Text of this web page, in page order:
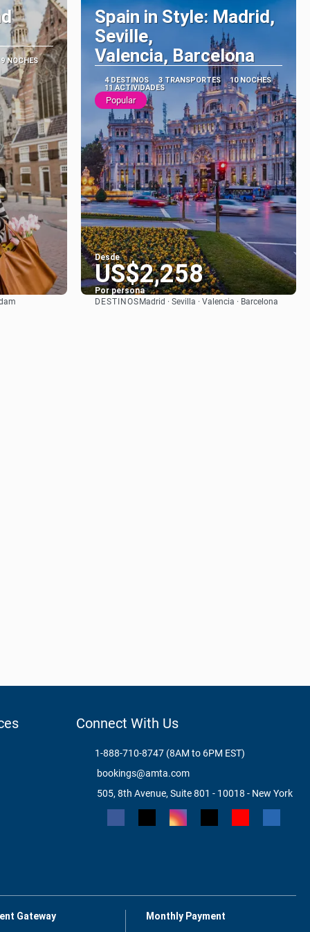
9 NOCHES
Spain in Style: Madrid,
Seville,
Valencia, Barcelona
4 DESTINOS 3 TRANSPORTES
10 NOCHES
11 ACTIVIDADES
Popular
Desde
US$2,258
Por persona
DESTINOS Madrid · Sevilla · Valencia · Barcelona
Connect With Us
1-888-710-8747 (8AM to 6PM EST)
bookings@amta.com
505, 8th Avenue, Suite 801 - 10018 - New York
Gateway Monthly Payment